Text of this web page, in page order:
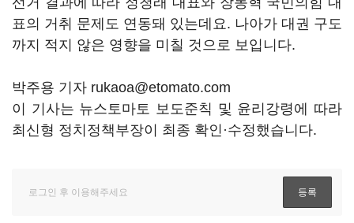
표의 거취 문제도 연동돼 있는데요. 나아가 대권 구도
까지 적지 않은 영향을 미칠 것으로 보입니다.
박주용 기자 rukaoa@etomato.com
이 기사는 뉴스토마토 보도준칙 및 윤리강령에 따라
최신형 정치정책부장이 최종 확인·수정했습니다.